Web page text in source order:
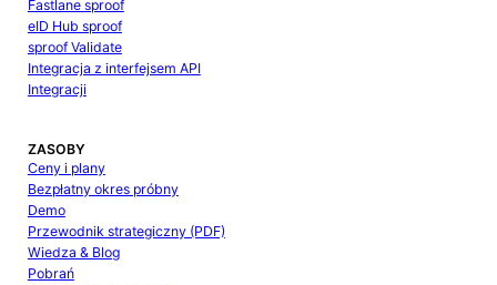
Fastlane sproof
eID Hub sproof
sproof Validate
Integracja z interfejsem API
Integracji
ZASOBY
Ceny i plany
Bezpłatny okres próbny
Demo
Przewodnik strategiczny (PDF)
Wiedza & Blog
Pobrań